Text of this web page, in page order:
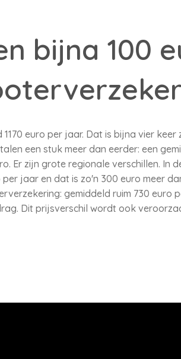
bijna 100
euro per jaar. Dat is bijna vier keer
een stuk meer dan eerder: een
Er zijn grote regionale verschillen. In
jaar en dat is zo'n 300 euro meer
gemiddeld ruim 730 euro
Dit prijsverschil wordt ook